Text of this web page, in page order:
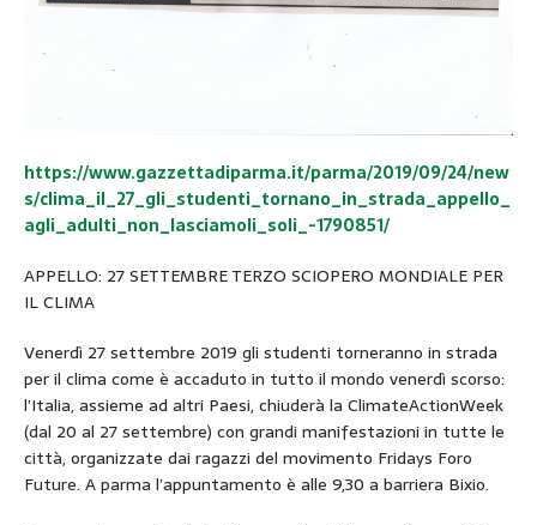
https://www.gazzettadiparma.it/parma/2019/09/24/new
s/clima_il_27_gli_studenti_tornano_in_strada_appello_
agli_adulti_non_lasciamoli_soli_-1790851/
APPELLO: 27 SETTEMBRE TERZO SCIOPERO MONDIALE PER
IL CLIMA
Venerdì 27 settembre 2019 gli studenti torneranno in strada
per il clima come è accaduto in tutto il mondo venerdì scorso:
l’Italia, assieme ad altri Paesi, chiuderà la ClimateActionWeek
(dal 20 al 27 settembre) con grandi manifestazioni in tutte le
città, organizzate dai ragazzi del movimento Fridays Foro
Future. A parma l’appuntamento è alle 9,30 a barriera Bixio.